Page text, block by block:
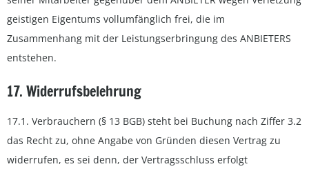
geistigen Eigentums vollumfänglich frei, die im
Zusammenhang mit der Leistungserbringung des ANBIETERS
entstehen.
17. Widerrufsbelehrung
17.1. Verbrauchern (§ 13 BGB) steht bei Buchung nach Ziffer 3.2
das Recht zu, ohne Angabe von Gründen diesen Vertrag zu
widerrufen, es sei denn, der Vertragsschluss erfolgt